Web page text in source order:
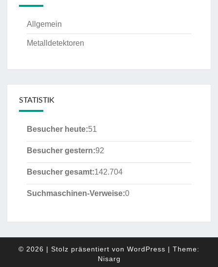
Allgemein
Metalldetektoren
STATISTIK
Besucher heute:51
Besucher gestern:92
Besucher gesamt:142.704
Suchmaschinen-Verweise:0
© 2026 | Stolz präsentiert von WordPress | Theme:
Nisarg